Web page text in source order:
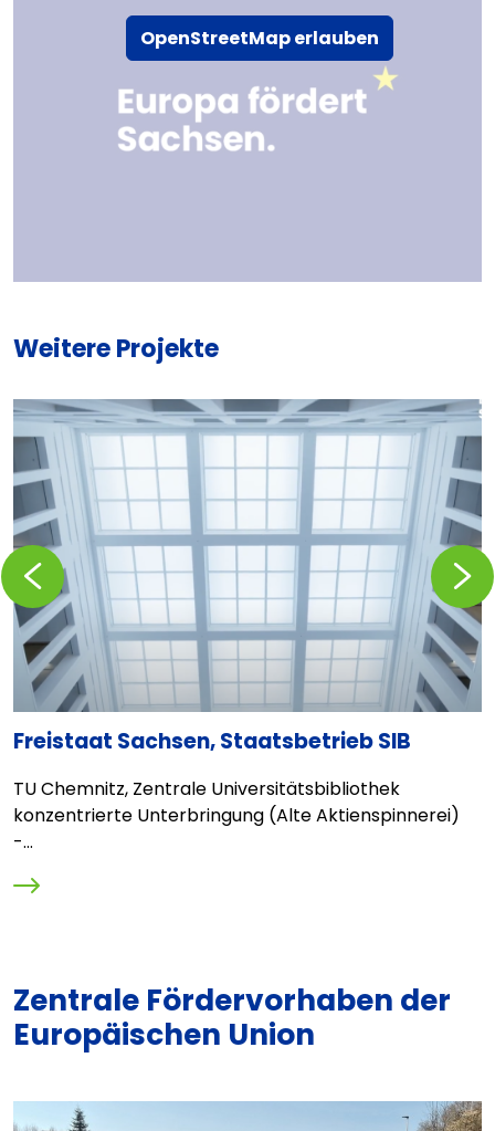
OpenStreetMap erlauben
Weitere Projekte
Freistaat Sachsen, Staatsbetrieb SIB
TU Chemnitz, Zentrale Universitätsbibliothek
konzentrierte Unterbringung (Alte Aktienspinnerei)
-...
Zurückblättern
Zentrale Fördervorhaben der
Europäischen Union